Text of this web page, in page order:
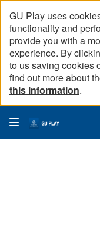
GU Play uses
functionality and
provide you with a
experience. By
to us saving cookies
find out more about
this information.